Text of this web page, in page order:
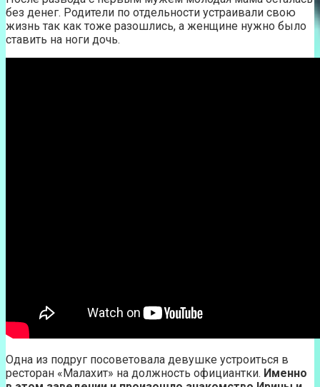
без денег. Родители по отдельности устраивали свою
жизнь так как тоже разошлись, а женщине нужно было
ставить на ноги дочь.
Одна из подруг посоветовала девушке устроиться в
ресторан «Малахит» на должность официантки. Именно